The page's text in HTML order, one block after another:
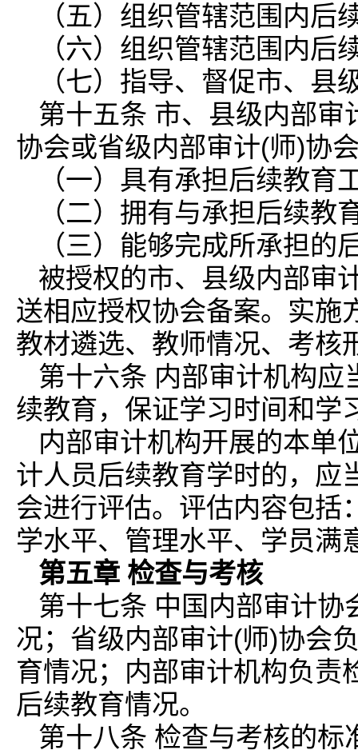
（五）组织管辖范围内后
（六）组织管辖范围内后
（七）指导、督促市、
第十五条 市、县级内部审
协会或省级内部审计(师)协
（一）具有承担后续教育
（二）拥有与承担后续
（三）能够完成所承担
被授权的市、县级内部审
送相应授权协会备案。实施
教材遴选、教师情况、考核
第十六条 内部审计机构
续教育，保证学习时间和学
内部审计机构开展的本单
计人员后续教育学时的，应
会进行评估。评估内容包括
学水平、管理水平、学员满
第五章 检查与考核
第十七条 中国内部审计
况；省级内部审计(师)协会
育情况；内部审计机构负责
后续教育情况。
第十八条 检查与考核的